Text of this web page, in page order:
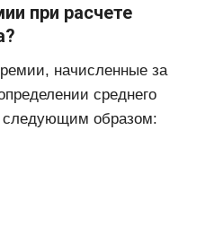
при расчете
начисленные за
среднего
следующим образом: